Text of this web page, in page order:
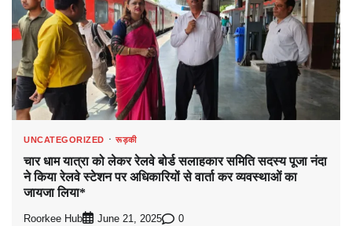
UNCATEGORIZED रूड़की
चार धाम यात्रा को लेकर रेलवे बोर्ड सलाहकार समिति सदस्य पूजा नंदा
ने किया रेलवे स्टेशन पर अधिकारियों से वार्ता कर व्यवस्थाओं का
जायजा लिया*
Roorkee Hub June 21, 2025 0